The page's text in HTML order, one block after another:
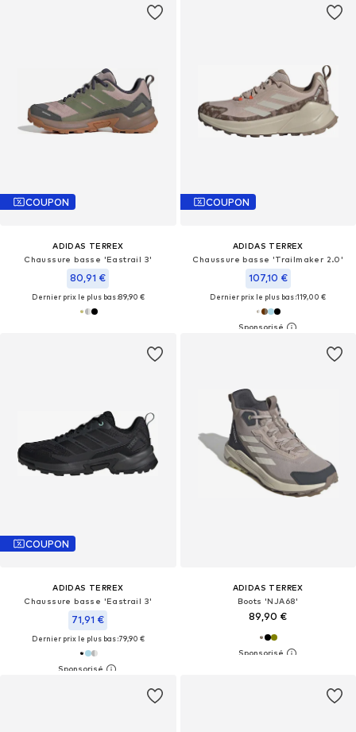
COUPON
ADIDAS TERREX
Chaussure basse 'Eastrail 3'
80,91 €
Dernier prix le plus bas :89,90 €
COUPON
ADIDAS TERREX
Chaussure basse 'Trailmaker 2.0'
107,10 €
Dernier prix le plus bas :119,00 €
COUPON
ADIDAS TERREX
Chaussure basse 'Eastrail 3'
71,91 €
Dernier prix le plus bas :79,90 €
ADIDAS TERREX
Boots 'NJA68'
89,90 €